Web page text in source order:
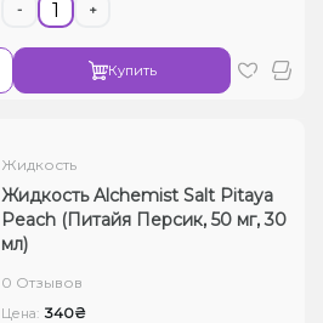
- +
Купить
Жидкость
Жидкость Alchemist Salt Pitaya
Peach (Питайя Персик, 50 мг, 30
мл)
0 Отзывов
Цена: 340₴